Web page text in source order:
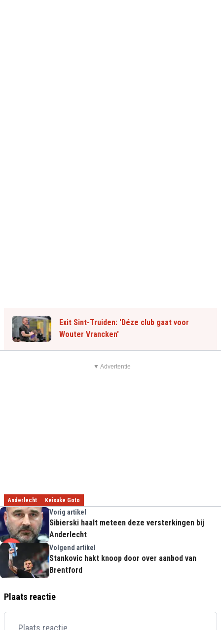
Exit Sint-Truiden: 'Déze club gaat voor
Wouter Vrancken'
▼ Advertentie
Anderlecht Keisuke Goto
Vorig artikel
Sibierski haalt meteen deze versterkingen bij
Anderlecht
Volgend artikel
Stankovic hakt knoop door over aanbod van
Brentford
Plaats reactie